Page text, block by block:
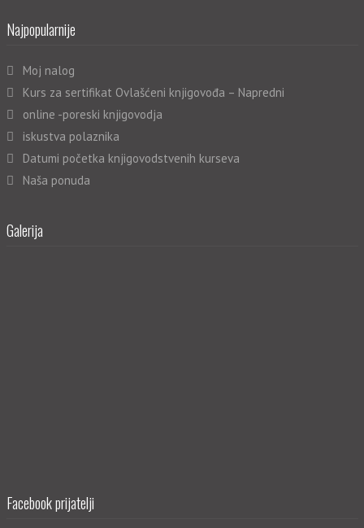
Najpopularnije
Moj nalog
Kurs za sertifikat Ovlašćeni knjigovođa – Napredni
online -poreski knjigovodja
iskustva polaznika
Datumi početka knjigovodstvenih kurseva
Naša ponuda
Galerija
Facebook prijatelji